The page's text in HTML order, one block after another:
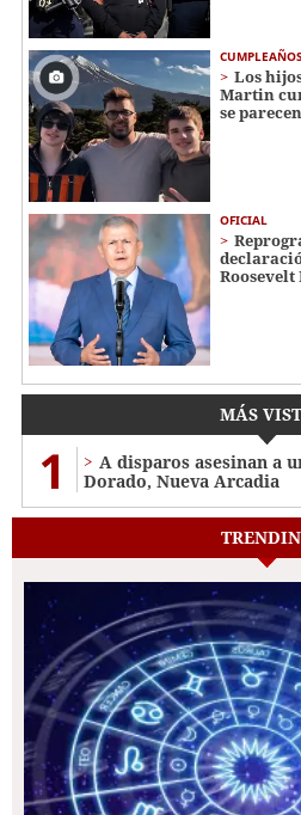
CUMPLEAÑOS
Los
Martin
se
OFICIAL
MÁS
1
A disparos asesinan a
Dorado, Nueva Arcadia